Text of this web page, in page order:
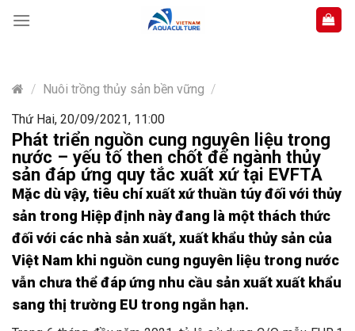
content
/ Nuôi trồng thủy sản bền vững /
Thứ Hai, 20/09/2021, 11:00
Phát triển nguồn cung nguyên liệu trong
nước – yếu tố then chốt để ngành thủy
sản đáp ứng quy tắc xuất xứ tại EVFTA
Mặc dù vậy, tiêu chí xuất xứ thuần túy đối với thủy
sản trong Hiệp định này đang là một thách thức
đối với các nhà sản xuất, xuất khẩu thủy sản của
Việt Nam khi nguồn cung nguyên liệu trong nước
vẫn chưa thể đáp ứng nhu cầu sản xuất xuất khẩu
sang thị trường EU trong ngắn hạn.